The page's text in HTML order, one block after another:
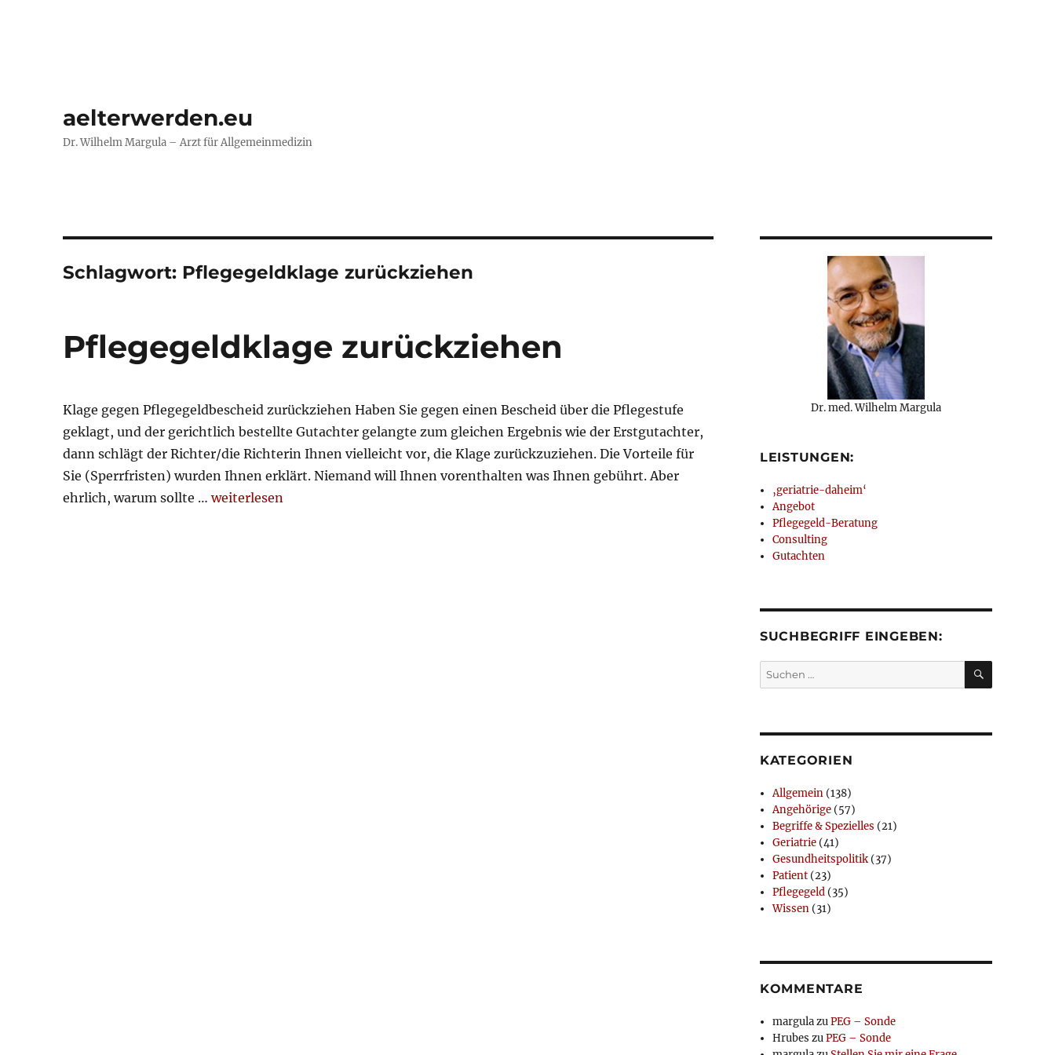
aelterwerden.eu
Dr. Wilhelm Margula – Arzt für Allgemeinmedizin
Schlagwort: Pflegegeldklage zurückziehen
Pflegegeldklage zurückziehen
Klage gegen Pflegegeldbescheid zurückziehen Haben Sie gegen einen Bescheid über die Pflegestufe
geklagt, und der gerichtlich bestellte Gutachter gelangte zum gleichen Ergebnis wie der Erstgutachter,
dann schlägt der Richter/die Richterin Ihnen vielleicht vor, die Klage zurückzuziehen. Die Vorteile für
Sie (Sperrfristen) wurden Ihnen erklärt. Niemand will Ihnen vorenthalten was Ihnen gebührt. Aber
ehrlich, warum sollte …„Pflegegeldklage zurückziehen“
weiterlesen
Dr. med. Wilhelm Margula
LEISTUNGEN:
‚geriatrie-daheim‘
Angebot
Pflegegeld-Beratung
Consulting
Gutachten
SUCHBEGRIFF EINGEBEN:
Suchen
nach:
SUCHEN
KATEGORIEN
Allgemein (138)
Angehörige (57)
Begriffe & Spezielles (21)
Geriatrie (41)
Gesundheitspolitik (37)
Patient (23)
Pflegegeld (35)
Wissen (31)
KOMMENTARE
margulazuPEG – Sonde
Hrubes zuPEG – Sonde